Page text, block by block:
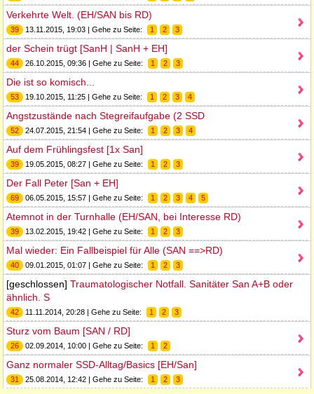
Verkehrte Welt. (EH/SAN bis RD)
39 13.11.2015, 19:03 | Gehe zu Seite: 1 2 3
der Schein trügt [SanH | SanH + EH]
44 26.10.2015, 09:36 | Gehe zu Seite: 1 2 3
Die ist so komisch...
53 19.10.2015, 11:25 | Gehe zu Seite: 1 2 3 4
Angstzustände nach Stegreifaufgabe (2 SSD
52 24.07.2015, 21:54 | Gehe zu Seite: 1 2 3 4
Auf dem Frühlingsfest [1x San]
39 19.05.2015, 08:27 | Gehe zu Seite: 1 2 3
Der Fall Peter [San + EH]
69 06.05.2015, 15:57 | Gehe zu Seite: 1 2 3 4 5
Atemnot in der Turnhalle (EH/SAN, bei Interesse RD)
39 13.02.2015, 19:42 | Gehe zu Seite: 1 2 3
Mal wieder: Ein Fallbeispiel für Alle (SAN ==>RD)
40 09.01.2015, 01:07 | Gehe zu Seite: 1 2 3
[geschlossen] Traumatologischer Notfall. Sanitäter San A+B oder
ähnlich. S
42 11.11.2014, 20:28 | Gehe zu Seite: 1 2 3
Sturz vom Baum [SAN / RD]
26 02.09.2014, 10:00 | Gehe zu Seite: 1 2
Ganz normaler SSD-Alltag/Basics [EH/San]
31 25.08.2014, 12:42 | Gehe zu Seite: 1 2 3